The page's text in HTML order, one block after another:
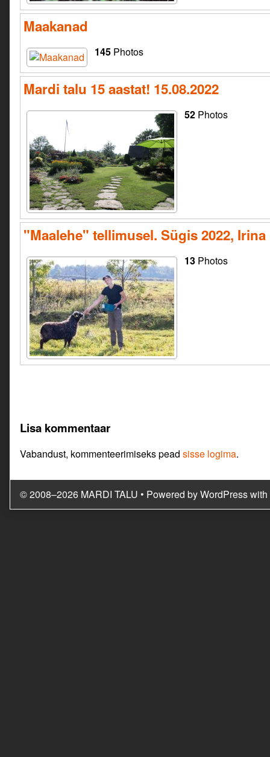
Maakanad
145 Photos
Mardi talu 15 aastat! 15.08.2022
52 Photos
"Maalehe" tellimusel. Sügis 2022,
13 Photos
Lisa kommentaar
Vabandust, kommenteerimiseks pead sisse logima.
© 2008–2026 MARDI TALU • Powered byWordPresswith